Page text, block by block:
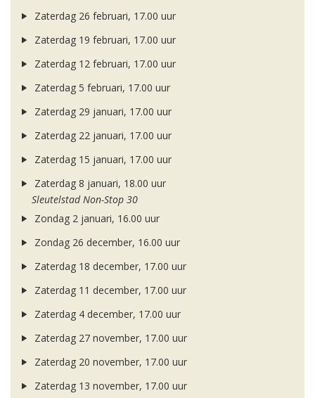
Zaterdag 26 februari, 17.00 uur
Zaterdag 19 februari, 17.00 uur
Zaterdag 12 februari, 17.00 uur
Zaterdag 5 februari, 17.00 uur
Zaterdag 29 januari, 17.00 uur
Zaterdag 22 januari, 17.00 uur
Zaterdag 15 januari, 17.00 uur
Zaterdag 8 januari, 18.00 uur
Sleutelstad Non-Stop 30
Zondag 2 januari, 16.00 uur
Zondag 26 december, 16.00 uur
Zaterdag 18 december, 17.00 uur
Zaterdag 11 december, 17.00 uur
Zaterdag 4 december, 17.00 uur
Zaterdag 27 november, 17.00 uur
Zaterdag 20 november, 17.00 uur
Zaterdag 13 november, 17.00 uur